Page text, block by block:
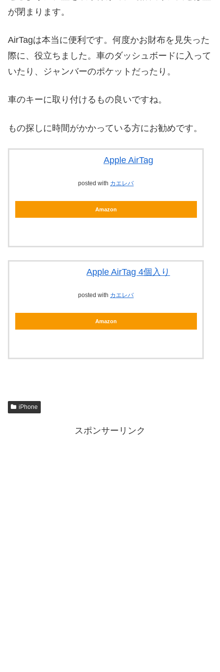
が閉まります。
AirTagは本当に便利です。何度かお財布を見失った
際に、役立ちました。車のダッシュボードに入って
いたり、ジャンバーのポケットだったり。
車のキーに取り付けるもの良いですね。
もの探しに時間がかかっている方にお勧めです。
Apple AirTag
posted with カエレバ
Amazon
Apple AirTag 4個入り
posted with カエレバ
Amazon
iPhone
スポンサーリンク